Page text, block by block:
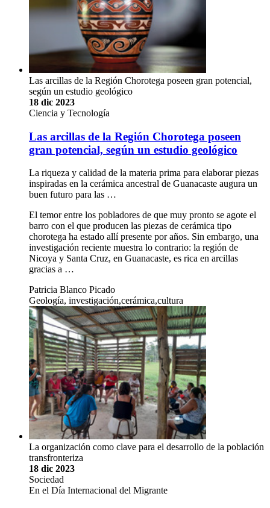
Las arcillas de la Región Chorotega poseen gran potencial,
según un estudio geológico
18 dic 2023
Ciencia y Tecnología
Las arcillas de la Región Chorotega poseen
gran potencial, según un estudio geológico
La riqueza y calidad de la materia prima para elaborar piezas
inspiradas en la cerámica ancestral de Guanacaste augura un
buen futuro para las …
El temor entre los pobladores de que muy pronto se agote el
barro con el que producen las piezas de cerámica tipo
chorotega ha estado allí presente por años. Sin embargo, una
investigación reciente muestra lo contrario: la región de
Nicoya y Santa Cruz, en Guanacaste, es rica en arcillas
gracias a …
Patricia Blanco Picado
Geología, investigación,cerámica,cultura
La organización como clave para el desarrollo de la población
transfronteriza
18 dic 2023
Sociedad
En el Día Internacional del Migrante